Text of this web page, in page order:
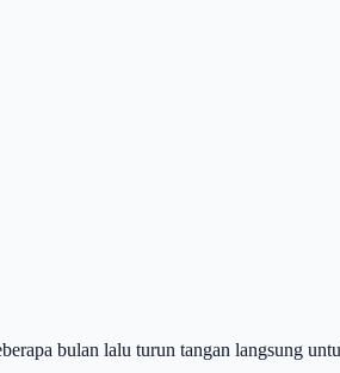
bulan lalu turun tangan langsung